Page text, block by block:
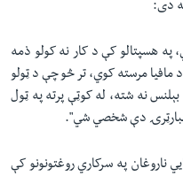
دی:
په هسپتالو کې د کار نه کولو ذمه
مافیا مرسته کوي، تر څو چې د ټولو
نه شته، له کوټې پرته په ټول
لیبارټرۍ دې شخصي شي".
ناروغان په سرکاري روغتونونو کې